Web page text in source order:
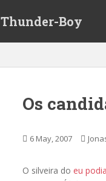
Thunder-Boy
Os
6 May, 2007
O silveira do eu